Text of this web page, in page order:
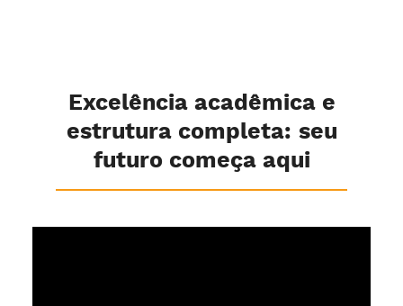
Excelência acadêmica e
estrutura completa: seu
futuro começa aqui